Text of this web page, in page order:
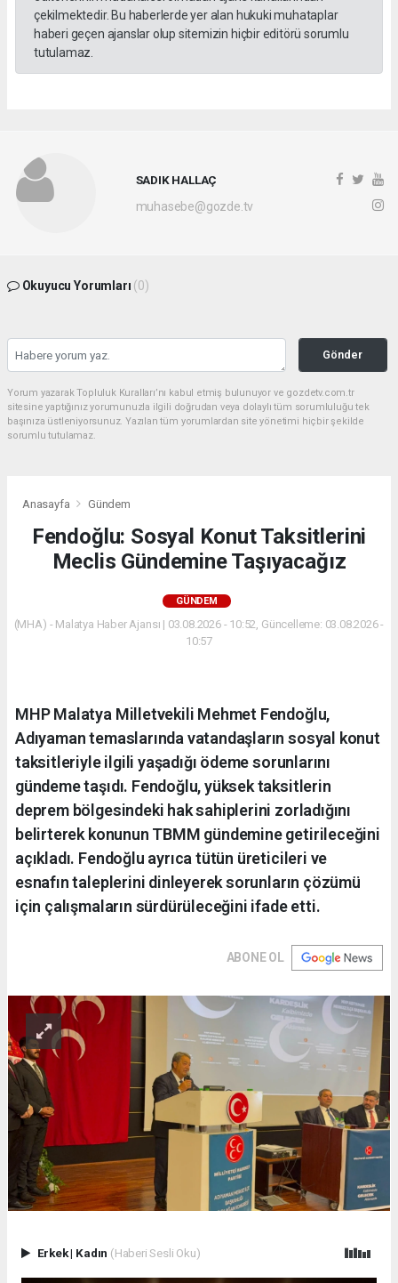
çekilmektedir. Bu haberlerde yer alan hukuki muhataplar
haberi geçen ajanslar olup sitemizin hiçbir editörü sorumlu
tutulamaz.
SADIK HALLAÇ
muhasebe@gozde.tv
Okuyucu Yorumları (0)
Gönder
Yorum yazarak Topluluk Kuralları’nı kabul etmiş bulunuyor ve gozdetv.com.tr
sitesine yaptığınız yorumunuzla ilgili doğrudan veya dolaylı tüm sorumluluğu tek
başınıza üstleniyorsunuz. Yazılan tüm yorumlardan site yönetimi hiçbir şekilde
sorumlu tutulamaz.
Anasayfa Gündem
Fendoğlu: Sosyal Konut Taksitlerini
Meclis Gündemine Taşıyacağız
GÜNDEM
(MHA) - Malatya Haber Ajansı | 03.08.2026 - 10:52, Güncelleme: 03.08.2026 -
10:57
MHP Malatya Milletvekili Mehmet Fendoğlu,
Adıyaman temaslarında vatandaşların sosyal konut
taksitleriyle ilgili yaşadığı ödeme sorunlarını
gündeme taşıdı. Fendoğlu, yüksek taksitlerin
deprem bölgesindeki hak sahiplerini zorladığını
belirterek konunun TBMM gündemine getirileceğini
açıkladı. Fendoğlu ayrıca tütün üreticileri ve
esnafın taleplerini dinleyerek sorunların çözümü
için çalışmaların sürdürüleceğini ifade etti.
ABONE OL
Erkek| Kadın (Haberi Sesli Oku)